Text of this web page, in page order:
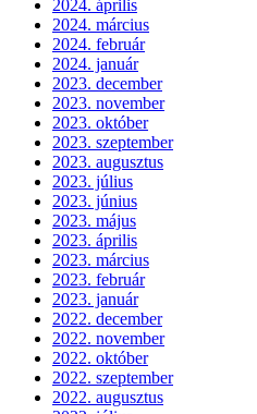
2024. április
2024. március
2024. február
2024. január
2023. december
2023. november
2023. október
2023. szeptember
2023. augusztus
2023. július
2023. június
2023. május
2023. április
2023. március
2023. február
2023. január
2022. december
2022. november
2022. október
2022. szeptember
2022. augusztus